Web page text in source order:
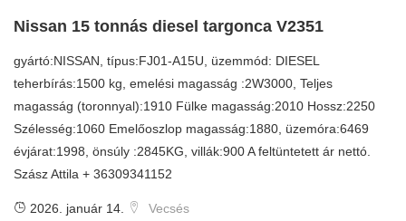
Nissan 15 tonnás diesel targonca V2351
gyártó:NISSAN, típus:FJ01-A15U, üzemmód: DIESEL
teherbírás:1500 kg, emelési magasság :2W3000, Teljes
magasság (toronnyal):1910 Fülke magasság:2010 Hossz:2250
Szélesség:1060 Emelőoszlop magasság:1880, üzemóra:6469
évjárat:1998, önsúly :2845KG, villák:900 A feltüntetett ár nettó.
Szász Attila + 36309341152
2026. január 14.
Vecsés